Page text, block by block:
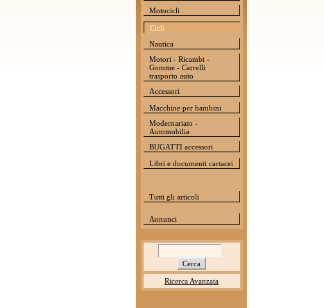
Motocicli
Cicli
Nautica
Motori - Ricambi -
Gomme - Carrelli
trasporto auto
Accessori
Macchine per bambini
Modernariato -
Automobilia
BUGATTI accessori
Libri e documenti cartacei
Tutti gli articoli
Annunci
Ricerca Avanzata